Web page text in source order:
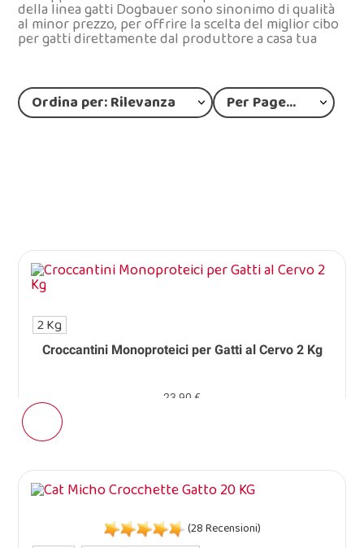
della linea gatti Dogbauer sono sinonimo di qualità
al minor prezzo, per offrire la scelta del miglior cibo
per gatti direttamente dal produttore a casa tua
Ordina per: Rilevanza Per Page: 12
Croccantini Monoproteici per Gatti al Cervo 2 Kg
23,90 €
2 Kg
(28 Recensioni)